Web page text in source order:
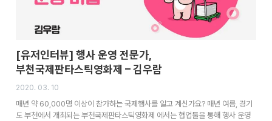
[유저인터뷰] 행사 운영 전문가,
부천국제판타스틱영화제 – 김우람
2020. 03. 10
매년 약 60,000명 이상이 참가하는 국제행사를 알고 계신가요? 매년 여름, 경기
도 부천에서 개최되는 부천국제판타스틱영화제 에서는 협업툴을 통해 행사 운영